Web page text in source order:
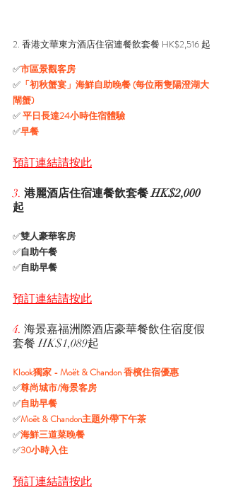
2. 香港文華東方酒店住宿連餐飲套餐 HK$2,516 起
✅市區景觀客房
✅ 「初秋蟹宴」海鮮自助晚餐 (每位兩隻陽澄湖大
閘蟹)
✅ 平日長達24小時住宿體驗
✅早餐
預訂連結請按此
3. 港麗酒店住宿連餐飲套餐 HK$2,000
起
✅雙人豪華客房
✅自助午餐
✅自助早餐
預訂連結請按此
4. 海景嘉福洲際酒店豪華餐飲住宿度假
套餐 HK$1,089起
Klook獨家 - Moët & Chandon 香檳住宿優惠
✅尊尚城市/海景客房
✅自助早餐
✅Moët & Chandon主題外帶下午茶
✅海鮮三道菜晚餐
✅30小時入住
預訂連結請按此